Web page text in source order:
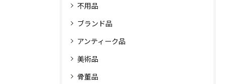
不用品
ブランド品
アンティーク品
美術品
骨董品